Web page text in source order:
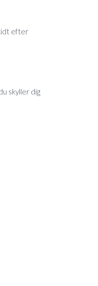
efter
skyller dig